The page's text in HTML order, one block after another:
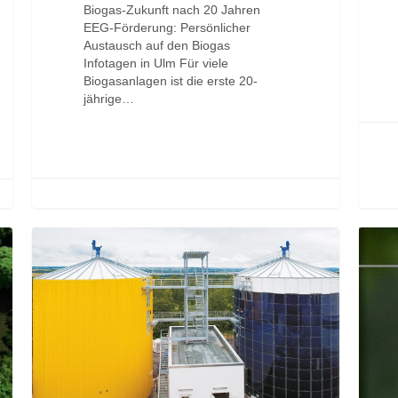
Biogas-Zukunft nach 20 Jahren
EEG-Förderung: Persönlicher
Austausch auf den Biogas
Infotagen in Ulm Für viele
Biogasanlagen ist die erste 20-
jährige…
berichtet
über
die
Biomethanproduktion
in
Boppard
zur